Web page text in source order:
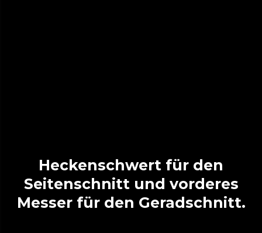
Heckenschwert für den
Seitenschnitt und vorderes
Messer für den Geradschnitt.